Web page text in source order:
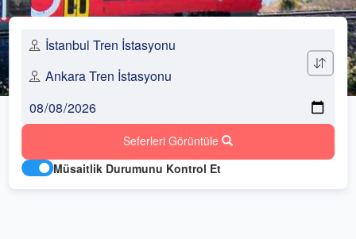
Seferleri Görüntüle
Müsaitlik Durumunu Kontrol Et